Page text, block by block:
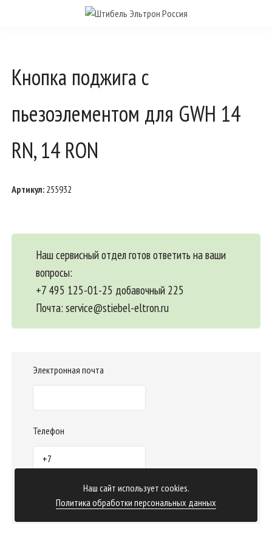
Кнопка поджига с
пьезоэлементом для GWH 14
RN, 14 RON
Артикул: 255932
Наш сервисный отдел готов ответить на ваши
вопросы:
+7 495 125-01-25 добавочный 225
Почта: service@stiebel-eltron.ru
Электронная почта
Телефон
Отправить заказ
Наш сайт использует cookies.
Политика обработки персональных данных